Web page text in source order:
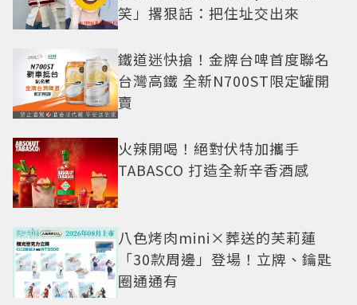
笑」撂狠話：把住址交出來
鐵道迷快搶！金牌台啤首度聯名
台灣高鐵 全新N700ST限定罐開
賣
火辣開喝！絕對伏特加攜手
TABASCO 打造全新辛香酒感
八色烤肉mini×葬送的芙莉蓮
「30款周邊」登場！立牌、鑰匙
圈通通有